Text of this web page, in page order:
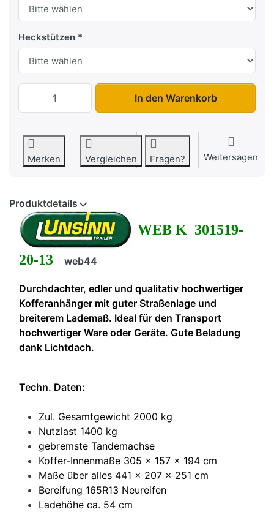
Heckstützen
WEB K 301519-20-13 zu 5.366,08 €,
In den Warenkorb
Merken Vergleichen Fragen? Weitersagen
Produktdetails
WEB K 301519-
20-13
web44
Durchdachter, edler und qualitativ hochwertiger
Kofferanhänger mit guter Straßenlage und
breiterem Lademaß. Ideal für den Transport
hochwertiger Ware oder Geräte. Gute Beladung
dank Lichtdach.
Techn. Daten:
Zul. Gesamtgewicht 2000 kg
Nutzlast 1400 kg
gebremste Tandemachse
Koffer-Innenmaße 305 x 157 x 194 cm
Maße über alles 441 x 207 x 251 cm
Bereifung 165R13 Neureifen
Ladehöhe ca. 54 cm